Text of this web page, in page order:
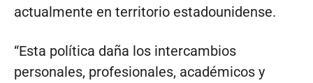
actualmente en territorio estadounidense.
“Esta política daña los intercambios
personales, profesionales, académicos y